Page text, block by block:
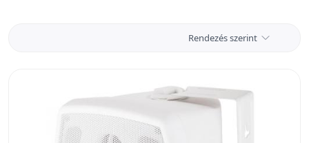
Rendezés szerint